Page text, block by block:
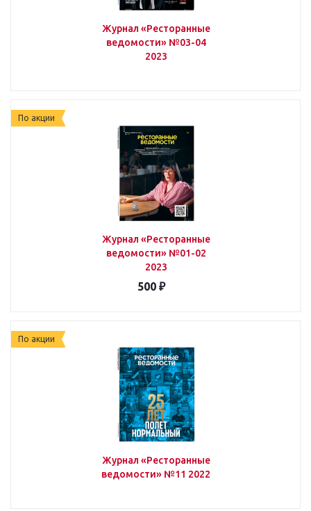
Журнал «Ресторанные
ведомости» №03-04
2023
По акции
Журнал «Ресторанные
ведомости» №01-02
2023
500 ₽
По акции
Журнал «Ресторанные
ведомости» №11 2022